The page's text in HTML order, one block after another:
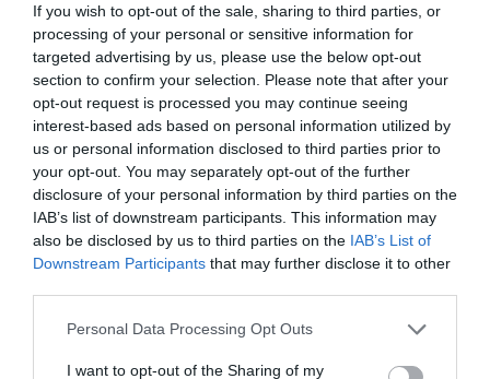
If you wish to opt-out of the sale, sharing to third parties, or
processing of your personal or sensitive information for
targeted advertising by us, please use the below opt-out
section to confirm your selection. Please note that after your
opt-out request is processed you may continue seeing
interest-based ads based on personal information utilized by
us or personal information disclosed to third parties prior to
your opt-out. You may separately opt-out of the further
disclosure of your personal information by third parties on the
IAB’s list of downstream participants. This information may
also be disclosed by us to third parties on the IAB’s List of
Downstream Participants that may further disclose it to other
Personal Data Processing Opt Outs
I want to opt-out of the Sharing of my
Epithet Of Mine,
Chlorini, Orion,
Over 9000,
Slother, Mind
The Gap στο An
Club
05/01/2024
Συναυλία
Αλληλεγγύης:
Panx Romana,
Coyote’s Arrow &
Incirrina στο An